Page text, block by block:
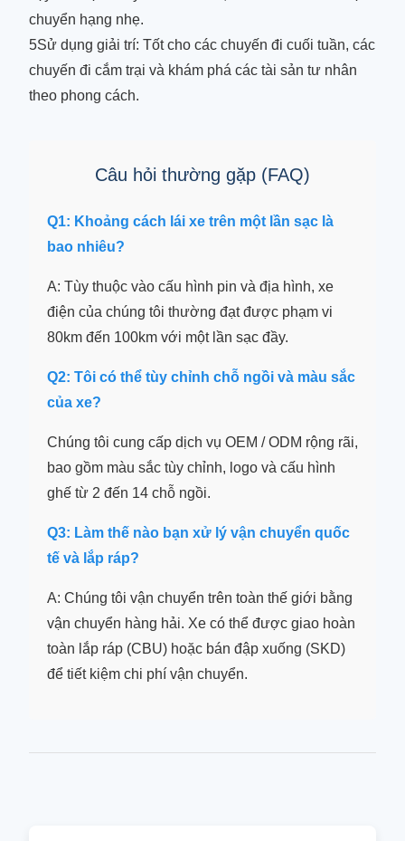
chuyển hạng nhẹ.
5Sử dụng giải trí: Tốt cho các chuyến đi cuối tuần, các
chuyến đi cắm trại và khám phá các tài sản tư nhân
theo phong cách.
Câu hỏi thường gặp (FAQ)
Q1: Khoảng cách lái xe trên một lần sạc là
bao nhiêu?
A: Tùy thuộc vào cấu hình pin và địa hình, xe
điện của chúng tôi thường đạt được phạm vi
80km đến 100km với một lần sạc đầy.
Q2: Tôi có thể tùy chỉnh chỗ ngồi và màu sắc
của xe?
Chúng tôi cung cấp dịch vụ OEM / ODM rộng rãi,
bao gồm màu sắc tùy chỉnh, logo và cấu hình
ghế từ 2 đến 14 chỗ ngồi.
Q3: Làm thế nào bạn xử lý vận chuyển quốc
tế và lắp ráp?
A: Chúng tôi vận chuyển trên toàn thế giới bằng
vận chuyển hàng hải. Xe có thể được giao hoàn
toàn lắp ráp (CBU) hoặc bán đập xuống (SKD)
để tiết kiệm chi phí vận chuyển.